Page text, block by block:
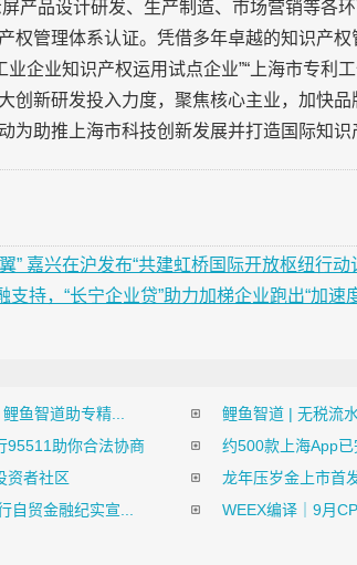
产品设计研发、生产制造、市场营销等各
权管理体系认证。凭借多年卓越的知识产权
业企业知识产权运用试点企业”“上海市专利
创新研发投入力度，聚焦核心主业，加快
为助推上海市科技创新发展并打造国际知识
” 嘉兴在沪发布“共建虹桥国际开放枢纽行动
支持，“长宁企业贷”助力加梯企业跑出“加速
鱼智道助专精...
鲤鱼智道 | 无税流
95511助你合法协商
约500款上海App已
者社区
龙年压岁金上市首
自贸金融纪实宣...
​WEEX编译｜9月